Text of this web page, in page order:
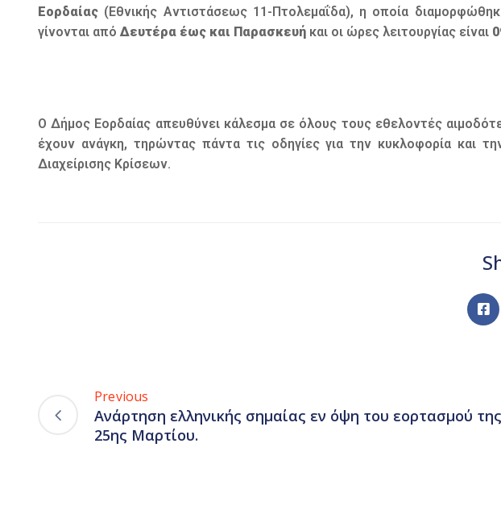
Εορδαίας (Εθνικής Αντιστάσεως 11-Πτολεμαΐδα), η οποία
γίνονται από Δευτέρα έως και Παρασκευή και οι ώρες λειτουργίας είναι
Ο Δήμος Εορδαίας απευθύνει κάλεσμα σε όλους τους εθελοντές
έχουν ανάγκη, τηρώντας πάντα τις οδηγίες για την κυκλοφορία και
Διαχείρισης Κρίσεων.
Previous
Ανάρτηση ελληνικής σημαίας εν όψη του εορτασμού της
25ης Μαρτίου.